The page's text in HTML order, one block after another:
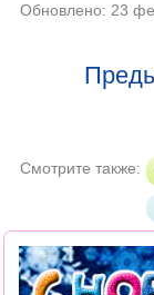
Обновлено: 23
Смотрите также: